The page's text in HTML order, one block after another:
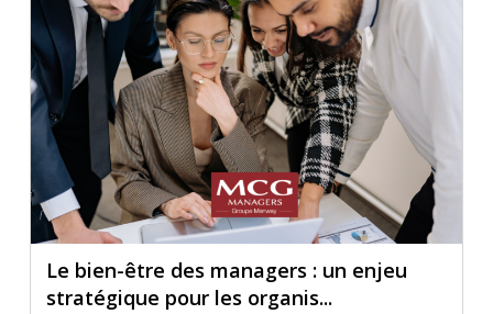
Le bien-être des managers : un enjeu
stratégique pour les organis...